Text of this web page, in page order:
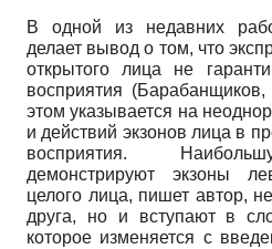
В одной из недавних
делает вывод о том, что
открытого лица не
восприятия
этом указывается на
и действий экзонов лица в
восприятия.
демонстрируют экзоны
целого лица, пишет автор,
друга, но и вступают в
которое изменяется с